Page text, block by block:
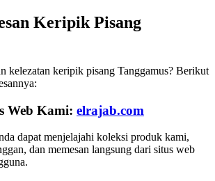
Keripik Pisang
kelezatan keripik pisang Tanggamus? Berikut
Web Kami: elrajab.com
dapat menjelajahi koleksi produk kami,
dan memesan langsung dari situs web